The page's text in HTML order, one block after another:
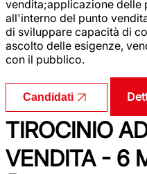
vendita;applicazione delle
all'interno del punto
di sviluppare capacità di
ascolto delle esigenze,
con il pubblico.
Candidati
TIROCINIO
VENDITA - 6